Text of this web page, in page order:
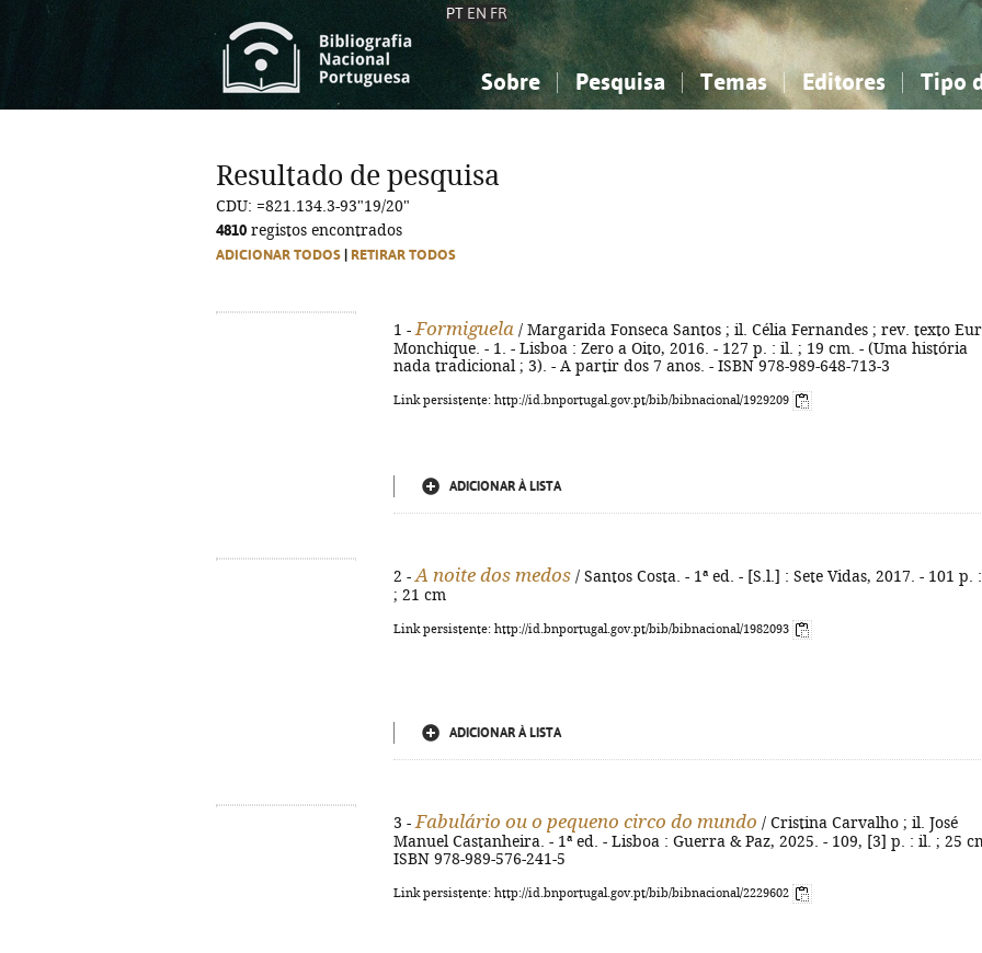
PT EN FR
Sobre Pesquisa Temas
Ciências sociais...
Editores Tipo
Ciências sociais...
Resultado de pesquisa
CDU: =821.134.3-93"19/20"
4810 registos encontrados
ADICIONAR TODOS RETIRAR TODOS
1 - Formiguela / Margarida Fonseca Santos ; il. Célia Fernandes ; rev. texto
Monchique. - 1. - Lisboa : Zero a Oito, 2016. - 127 p. : il. ; 19 cm. - (Uma história
nada tradicional ; 3). - A partir dos 7 anos. - ISBN 978-989-648-713-3
Link persistente: http://id.bnportugal.gov.pt/bib/bibnacional/1929209
ADICIONAR À LISTA
2 - A noite dos medos / Santos Costa. - 1ª ed. - [S.l.] : Sete Vidas, 2017. - 101 p. :
; 21 cm
Link persistente: http://id.bnportugal.gov.pt/bib/bibnacional/1982093
ADICIONAR À LISTA
3 - Fabulário ou o pequeno circo do mundo / Cristina Carvalho ; il. José
Manuel Castanheira. - 1ª ed. - Lisboa : Guerra & Paz, 2025. - 109, [3] p. : il. ; 25
ISBN 978-989-576-241-5
Link persistente: http://id.bnportugal.gov.pt/bib/bibnacional/2229602